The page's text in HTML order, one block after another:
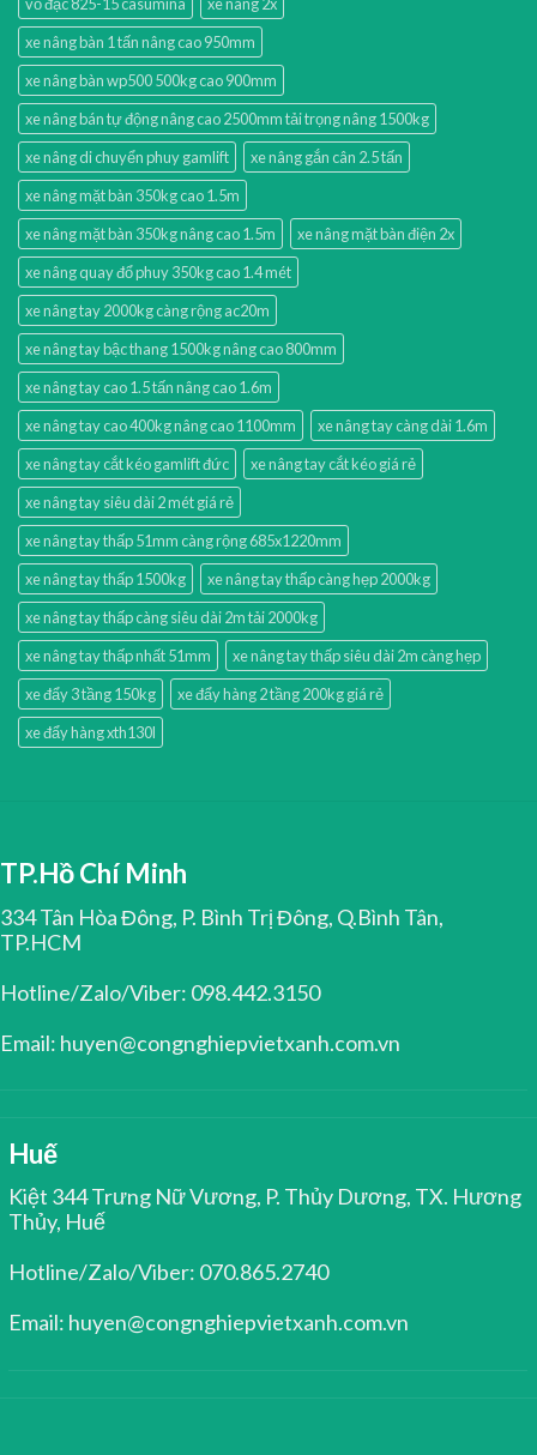
vỏ đặc 825-15 casumina
xe nâng 2x
xe nâng bàn 1 tấn nâng cao 950mm
xe nâng bàn wp500 500kg cao 900mm
xe nâng bán tự động nâng cao 2500mm tải trọng nâng 1500kg
xe nâng di chuyển phuy gamlift
xe nâng gắn cân 2.5 tấn
xe nâng mặt bàn 350kg cao 1.5m
xe nâng mặt bàn 350kg nâng cao 1.5m
xe nâng mặt bàn điện 2x
xe nâng quay đổ phuy 350kg cao 1.4 mét
xe nâng tay 2000kg càng rộng ac20m
xe nâng tay bậc thang 1500kg nâng cao 800mm
xe nâng tay cao 1.5 tấn nâng cao 1.6m
xe nâng tay cao 400kg nâng cao 1100mm
xe nâng tay càng dài 1.6m
xe nâng tay cắt kéo gamlift đức
xe nâng tay cắt kéo giá rẻ
xe nâng tay siêu dài 2 mét giá rẻ
xe nâng tay thấp 51mm càng rộng 685x1220mm
xe nâng tay thấp 1500kg
xe nâng tay thấp càng hẹp 2000kg
xe nâng tay thấp càng siêu dài 2m tải 2000kg
xe nâng tay thấp nhất 51mm
xe nâng tay thấp siêu dài 2m càng hẹp
xe đẩy 3 tầng 150kg
xe đẩy hàng 2 tầng 200kg giá rẻ
xe đẩy hàng xth130l
TP.Hồ Chí Minh
334 Tân Hòa Đông, P. Bình Trị Đông, Q.Bình Tân,
TP.HCM
Hotline/Zalo/Viber: 098.442.3150
Email: huyen@congnghiepvietxanh.com.vn
Huế
Kiệt 344 Trưng Nữ Vương, P. Thủy Dương, TX. Hương
Thủy, Huế
Hotline/Zalo/Viber: 070.865.2740
Email: huyen@congnghiepvietxanh.com.vn